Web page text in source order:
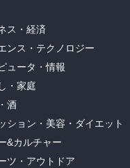
ス・経済
ンス・テクノロジー
ュータ・情報
・家庭
酒
ション・美容・ダイエット
&カルチャー
ツ・アウトドア